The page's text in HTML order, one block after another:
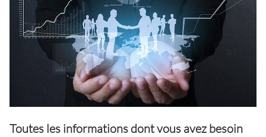
Toutes les informations dont vous avez besoin